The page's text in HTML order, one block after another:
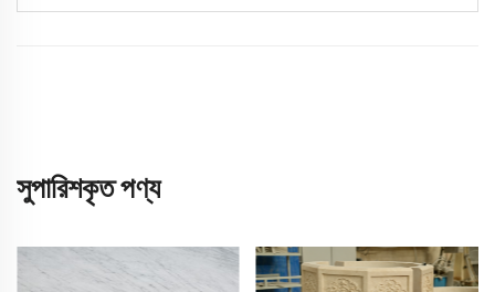
সুপারিশকৃত পণ্য